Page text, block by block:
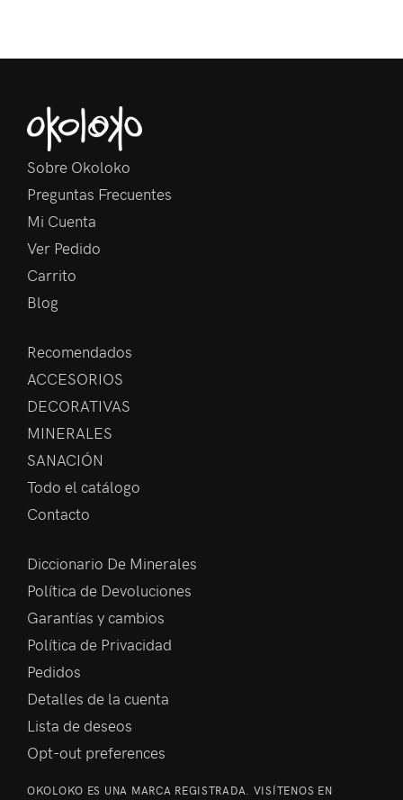
Sobre Okoloko
Preguntas Frecuentes
Mi Cuenta
Ver Pedido
Carrito
Blog
Recomendados
ACCESORIOS
DECORATIVAS
MINERALES
SANACIÓN
Todo el catálogo
Contacto
Diccionario De Minerales
Política de Devoluciones
Garantías y cambios
Política de Privacidad
Pedidos
Detalles de la cuenta
Lista de deseos
Opt-out preferences
OKOLOKO ES UNA MARCA REGISTRADA. VISÍTENOS EN